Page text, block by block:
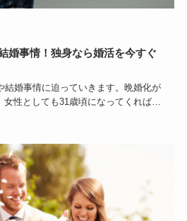
婚事情！独身なら婚活を今すぐ
結婚事情に迫っていきます。晩婚化が
性としても31歳頃になってくれば結